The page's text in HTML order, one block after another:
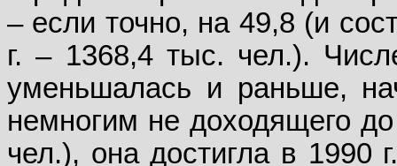
– если точно, на 49,8 (и
г. – 1368,4 тыс. чел.).
уменьшалась и раньше,
немногим не доходящего
чел.), она достигла в 1990